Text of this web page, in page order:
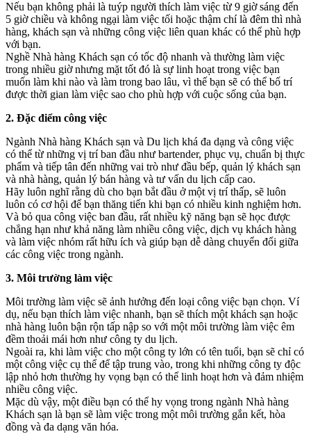
Nếu bạn không phải là tuýp người thích làm việc từ 9 giờ sáng đến
5 giờ chiều và không ngại làm việc tối hoặc thậm chí là đêm thì nhà
hàng, khách sạn và những công việc liên quan khác có thể phù hợp
với bạn.
Nghề Nhà hàng Khách sạn có tốc độ nhanh và thường làm việc
trong nhiều giờ nhưng mặt tốt đó là sự linh hoạt trong việc bạn
muốn làm khi nào và làm trong bao lâu, vì thế bạn sẽ có thể bố trí
được thời gian làm việc sao cho phù hợp với cuộc sống của bạn.
2. Đặc điểm công việc
Ngành Nhà hàng Khách sạn và Du lịch khá đa dạng và công việc
có thể từ những vị trí ban đầu như bartender, phục vụ, chuẩn bị thực
phẩm và tiếp tân đến những vai trò như đầu bếp, quản lý khách sạn
và nhà hàng, quản lý bán hàng và tư vấn du lịch cấp cao.
Hãy luôn nghĩ rằng dù cho bạn bắt đầu ở một vị trí thấp, sẽ luôn
luôn có cơ hội để bạn thăng tiến khi bạn có nhiều kinh nghiệm hơn.
Và bỏ qua công việc ban đầu, rất nhiều kỹ năng bạn sẽ học được
chẳng hạn như khả năng làm nhiều công việc, dịch vụ khách hàng
và làm việc nhóm rất hữu ích và giúp bạn dễ dàng chuyển đổi giữa
các công việc trong ngành.
3. Môi trường làm việc
Môi trường làm việc sẽ ảnh hưởng đến loại công việc bạn chọn. Ví
dụ, nếu bạn thích làm việc nhanh, bạn sẽ thích một khách sạn hoặc
nhà hàng luôn bận rộn tấp nập so với một môi trường làm việc êm
đềm thoải mái hơn như công ty du lịch.
Ngoài ra, khi làm việc cho một công ty lớn có tên tuổi, bạn sẽ chỉ có
một công việc cụ thể để tập trung vào, trong khi những công ty độc
lập nhỏ hơn thường hy vọng bạn có thể linh hoạt hơn và đảm nhiệm
nhiều công việc.
Mặc dù vậy, một điều bạn có thể hy vọng trong ngành Nhà hàng
Khách sạn là bạn sẽ làm việc trong một môi trường gắn kết, hòa
đồng và đa dạng văn hóa.